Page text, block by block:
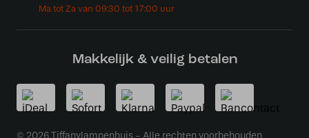
Makkelijk & veilig betalen
© 2026 Tiffanylampenhuis - Alle rechten voorbehouden